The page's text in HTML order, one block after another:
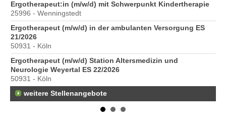
Ergotherapeut:in (m/w/d) mit Schwerpunkt Kindertherapie
25996 - Wenningstedt
Ergotherapeut (m/w/d) in der ambulanten Versorgung ES
21/2026
50931 - Köln
Ergotherapeut (m/w/d) Station Altersmedizin und
Neurologie Weyertal ES 22/2026
50931 - Köln
weitere Stellenangebote